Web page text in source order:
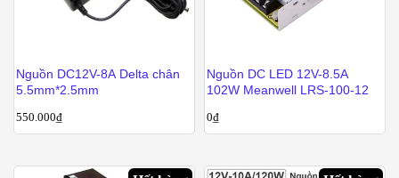
Nguồn DC12V-8A Delta chân
5.5mm*2.5mm
550.000₫
Nguồn DC LED 12V-8.5A
102W Meanwell LRS-100-12
0₫